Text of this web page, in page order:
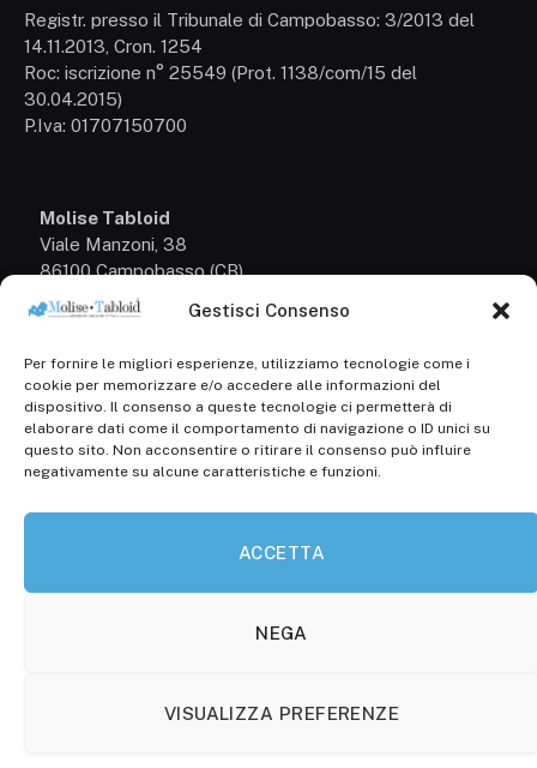
Gestisci Consenso
Per fornire le migliori esperienze, utilizziamo tecnologie come i
cookie per memorizzare e/o accedere alle informazioni del
dispositivo. Il consenso a queste tecnologie ci permetterà di
elaborare dati come il comportamento di navigazione o ID unici su
questo sito. Non acconsentire o ritirare il consenso può influire
negativamente su alcune caratteristiche e funzioni.
ACCETTA
NEGA
VISUALIZZA PREFERENZE
Registr. presso il Tribunale di Campobasso: 3/2013 del
14.11.2013, Cron. 1254
Roc: iscrizione n° 25549 (Prot. 1138/com/15 del
30.04.2015)
P.Iva: 01707150700
Molise Tabloid
Viale Manzoni, 38
86100 Campobasso (CB)
+39 3333169466
Scrivici a:
info@molisetabloid.it
commerciale@molisetabloid.it
Disclaimer